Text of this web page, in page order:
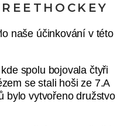
naše účinkování v této
spolu bojovala čtyři
se stali hoši ze 7.A
bylo vytvořeno družstvo